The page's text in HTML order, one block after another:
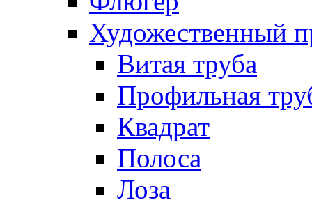
Художественный
Витая труба
Профильная
Квадрат
Полоса
Лоза